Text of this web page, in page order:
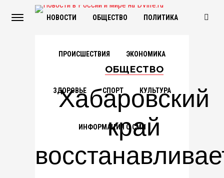
НОВОСТИ ОБЩЕСТВО ПОЛИТИКА
ПРОИСШЕСТВИЯ ЭКОНОМИКА
ЗДОРОВЬЕ СПОРТ КУЛЬТУРА
ИНФОРМАЦИЯ О СМИ
ОБЩЕСТВО
Хабаровский
край